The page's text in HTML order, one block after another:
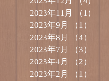
2023年11月
（1）
2023年9月
（1）
2023年8月
（4）
2023年7月
（3）
2023年4月
（2）
2023年2月
（1）